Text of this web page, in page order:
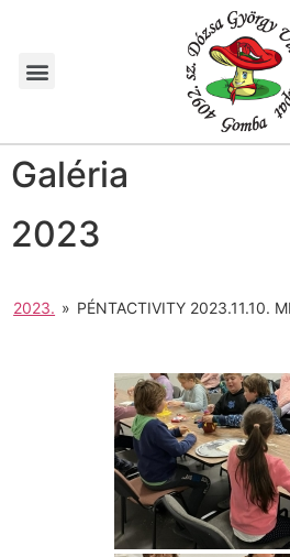
Galéria
2023
2023. » PÉNTACTIVITY 2023.11.10.